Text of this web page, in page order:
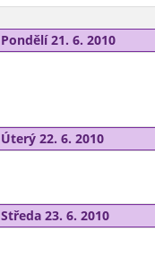
Pondělí 21. 6. 2010
Úterý 22. 6. 2010
Středa 23. 6. 2010